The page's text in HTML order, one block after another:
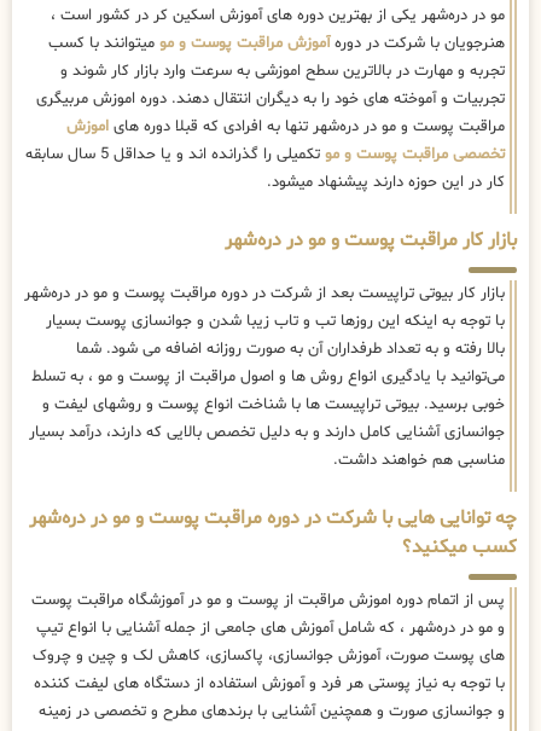
مو در دره‌شهر یکی از بهترین دوره های آموزش اسکین کر در کشور است ،
هنرجویان با شرکت در دورهآموزش مراقبت پوست و مو میتوانند با کسب
تجربه و مهارت در بالاترین سطح اموزشی به سرعت وارد بازار کار شوند و
تجربیات و آموخته های خود را به دیگران انتقال دهند. دوره اموزش مربیگری
مراقبت پوست و مو در دره‌شهر تنها به افرادی که قبلا دوره های اموزش
تخصصی مراقبت پوست و مو
تکمیلی را گذرانده اند و یا حداقل 5 سال سابقه
کار در این حوزه دارند پیشنهاد میشود.
بازار کار مراقبت پوست و مو در دره‌شهر
بازار کار بیوتی تراپیست بعد از شرکت در دوره مراقبت پوست و مو در دره‌شهر
با توجه به اینکه این روزها تب و تاب زیبا شدن و جوانسازی پوست بسیار
بالا رفته و به تعداد طرفداران آن به صورت روزانه اضافه می شود. شما
می‌توانید با یادگیری انواع روش ها و اصول مراقبت از پوست و مو ، به تسلط
خوبی برسید. بیوتی تراپیست ها با شناخت انواع پوست و روشهای لیفت و
جوانسازی آشنایی کامل دارند و به دلیل تخصص بالایی که دارند، درآمد بسیار
مناسبی هم خواهند داشت.
چه توانایی هایی با شرکت در دوره مراقبت پوست و مو در دره‌شهر
کسب میکنید؟
پس از اتمام دوره اموزش مراقبت از پوست و مو در آموزشگاه مراقبت پوست
و مو در دره‌شهر ، که شامل آموزش های جامعی از جمله آشنایی با انواع تیپ
های پوست صورت، آموزش جوانسازی، پاکسازی، کاهش لک و چین و چروک
با توجه به نیاز پوستی هر فرد و آموزش استفاده از دستگاه های لیفت کننده
و جوانسازی صورت و همچنین آشنایی با برندهای مطرح و تخصصی در زمینه